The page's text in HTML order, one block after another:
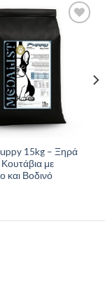
15kg – Ξηρά
με
και Βοδινό